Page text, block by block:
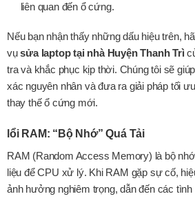
liên quan đến ổ cứng.
Nếu bạn nhận thấy những dấu hiệu trên,
vụsửa laptop tại nhà Huyện Thanh Trì
tra và khắc phục kịp thời. Chúng tôi sẽ
xác nguyên nhân và đưa ra giải pháp tối
thay thế ổ cứng mới.
lổi RAM: “Bộ Nhớ” Quá Tải
RAM (Random Access Memory) là bộ
liệu để CPU xử lý. Khi RAM gặp sự cố,
ảnh hưởng nghiêm trọng, dẫn đến các tình